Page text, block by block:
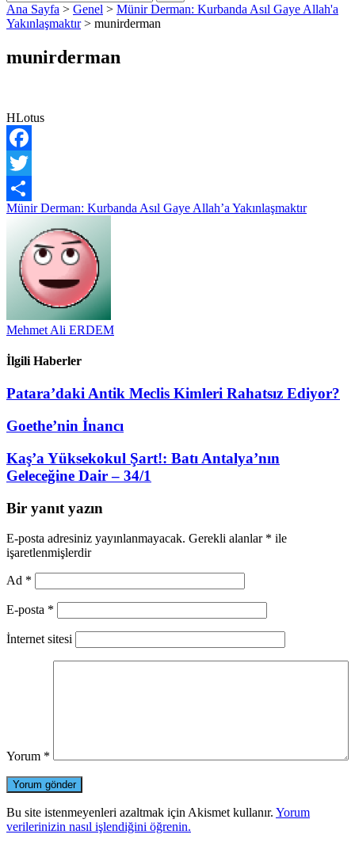
Ana Sayfa > Genel > Münir Derman: Kurbanda Asıl Gaye Allah'a
Yakınlaşmaktır> munirderman
munirderman
HLotus
Facebook
Twitter
Share
Yazı
gezinmesi
Münir Derman: Kurbanda Asıl Gaye Allah’a Yakınlaşmaktır
Mehmet Ali ERDEM
İlgili Haberler
Patara’daki Antik Meclis Kimleri Rahatsız Ediyor?
Goethe’nin İnancı
Kaş’a Yüksekokul Şart!: Batı Antalya’nın
Geleceğine Dair – 34/1
Bir yanıt yazın
E-posta adresiniz yayınlanmayacak. Gerekli alanlar * ile
işaretlenmişlerdir
Ad *
E-posta *
İnternet sitesi
Yorum *
Bu site istenmeyenleri azaltmak için Akismet kullanır. Yorum
verilerinizin nasıl işlendiğini öğrenin.